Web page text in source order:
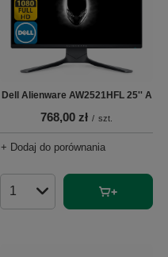
Dell Alienware AW2521HFL 25'' A
768,00 zł / szt.
+ Dodaj do porównania
Ilość produktów